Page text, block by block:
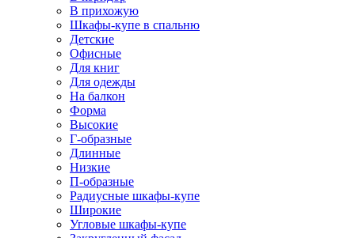
В прихожую
Шкафы-купе в спальню
Детские
Офисные
Для книг
Для одежды
На балкон
Форма
Высокие
Г-образные
Длинные
Низкие
П-образные
Радиусные шкафы-купе
Широкие
Угловые шкафы-купе